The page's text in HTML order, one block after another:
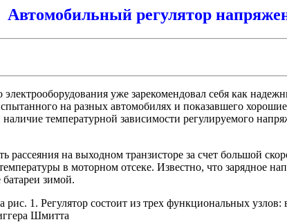
Автомобильный регулятор
уже зарекомендовал себя как
на разных автомобилях и показавшего
температурной зависимости регулируемого
на выходном транзисторе за счет большой
в моторном отсеке. Известно, что зарядное
зимой.
1. Регулятор состоит из трех функциональных узлов:
Шмитта